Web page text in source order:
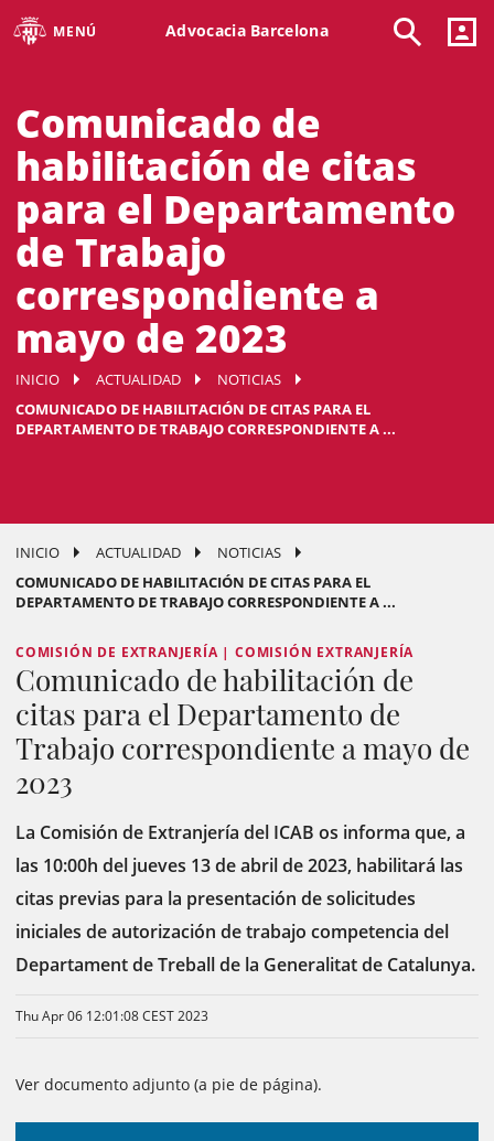
MENÚ Advocacia Barcelona
Comunicado de
habilitación de citas
para el Departamento
de Trabajo
correspondiente a
mayo de 2023
INICIO ACTUALIDAD
NOTICIAS
COMUNICADO DE HABILITACIÓN DE CITAS PARA EL
DEPARTAMENTO DE TRABAJO CORRESPONDIENTE A ...
INICIO ACTUALIDAD
NOTICIAS
COMUNICADO DE HABILITACIÓN DE CITAS PARA EL
DEPARTAMENTO DE TRABAJO CORRESPONDIENTE A ...
COMISIÓN DE EXTRANJERÍA | COMISIÓN EXTRANJERÍA
Comunicado de habilitación de
citas para el Departamento de
Trabajo correspondiente a mayo de
2023
La Comisión de Extranjería del ICAB os informa que, a
las 10:00h del jueves 13 de abril de 2023, habilitará las
citas previas para la presentación de solicitudes
iniciales de autorización de trabajo competencia del
Departament de Treball de la Generalitat de Catalunya.
Thu Apr 06 12:01:08 CEST 2023
Ver documento adjunto (a pie de página).